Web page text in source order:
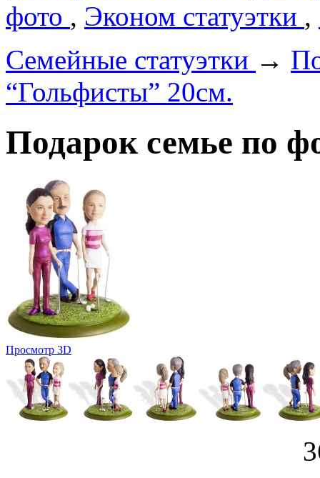
фото , Эконом статуэтки ,
Семейные статуэтки →
“Гольфисты” 20см.
Подарок семье по
Просмотр 3D